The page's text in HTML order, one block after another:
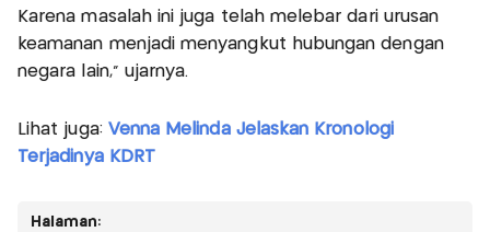
Karena masalah ini juga telah melebar dari urusan
keamanan menjadi menyangkut hubungan dengan
negara lain,” ujarnya.
Lihat juga: Venna Melinda Jelaskan Kronologi
Terjadinya KDRT
Halaman: